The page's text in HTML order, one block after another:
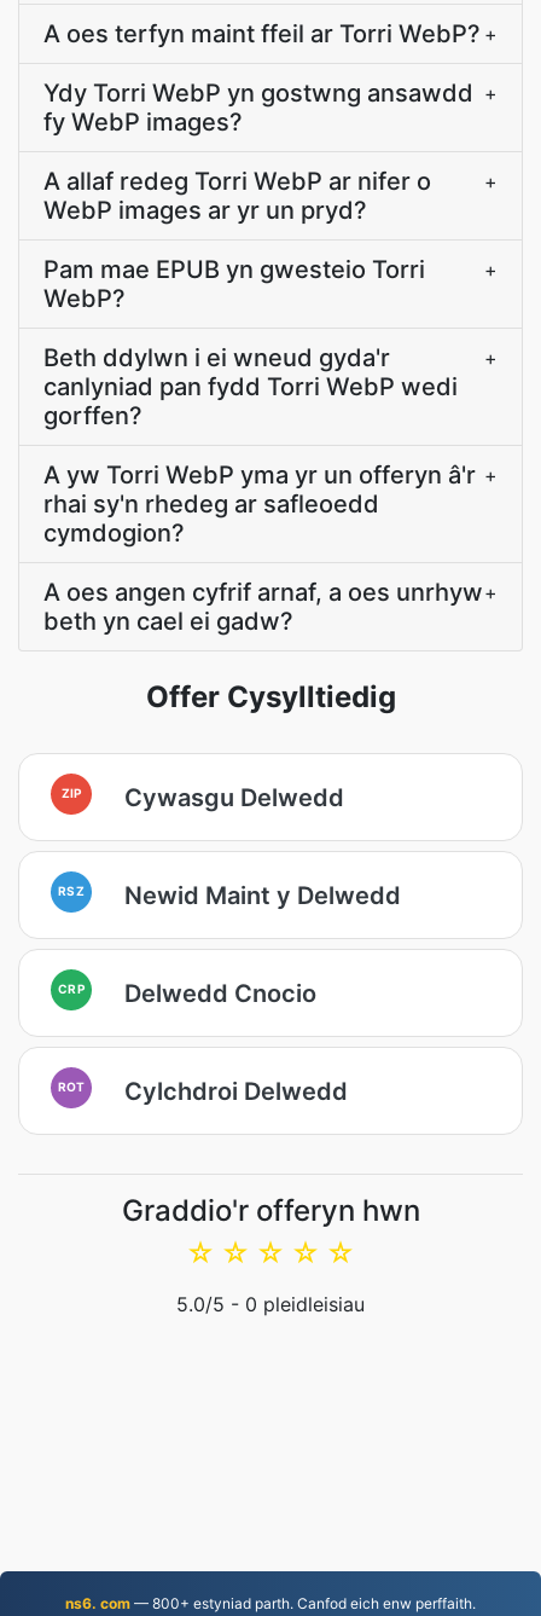
A oes terfyn maint ffeil ar Torri WebP? +
Ydy Torri WebP yn gostwng ansawdd
fy WebP images?
+
A allaf redeg Torri WebP ar nifer o
WebP images ar yr un pryd?
+
Pam mae EPUB yn gwesteio Torri
WebP?
+
Beth ddylwn i ei wneud gyda'r
canlyniad pan fydd Torri WebP wedi
gorffen?
+
A yw Torri WebP yma yr un offeryn â'r
rhai sy'n rhedeg ar safleoedd
cymdogion?
+
A oes angen cyfrif arnaf, a oes unrhyw
beth yn cael ei gadw?
+
Offer Cysylltiedig
ZIP Cywasgu Delwedd
RSZ Newid Maint y Delwedd
CRP Delwedd Cnocio
ROT Cylchdroi Delwedd
Graddio'r offeryn hwn
☆
☆
☆
☆
☆
5.0/5 - 0 pleidleisiau
ns6. com — 800+ estyniad parth. Canfod eich enw perffaith.